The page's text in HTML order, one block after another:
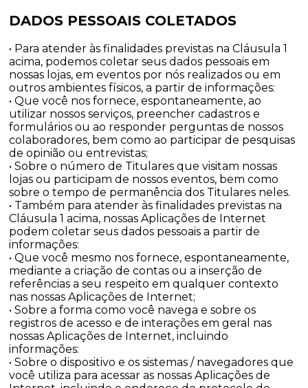
DADOS PESSOAIS COLETADOS
• Para atender às finalidades previstas na Cláusula 1
acima, podemos coletar seus dados pessoais em
nossas lojas, em eventos por nós realizados ou em
outros ambientes físicos, a partir de informações:
• Que você nos fornece, espontaneamente, ao
utilizar nossos serviços, preencher cadastros e
formulários ou ao responder perguntas de nossos
colaboradores, bem como ao participar de pesquisas
de opinião ou entrevistas;
• Sobre o número de Titulares que visitam nossas
lojas ou participam de nossos eventos, bem como
sobre o tempo de permanência dos Titulares neles.
• Também para atender às finalidades previstas na
Cláusula 1 acima, nossas Aplicações de Internet
podem coletar seus dados pessoais a partir de
informações:
• Que você mesmo nos fornece, espontaneamente,
mediante a criação de contas ou a inserção de
referências a seu respeito em qualquer contexto
nas nossas Aplicações de Internet;
• Sobre a forma como você navega e sobre os
registros de acesso e de interações em geral nas
nossas Aplicações de Internet, incluindo
informações:
• Sobre o dispositivo e os sistemas / navegadores que
você utiliza para acessar as nossas Aplicações de